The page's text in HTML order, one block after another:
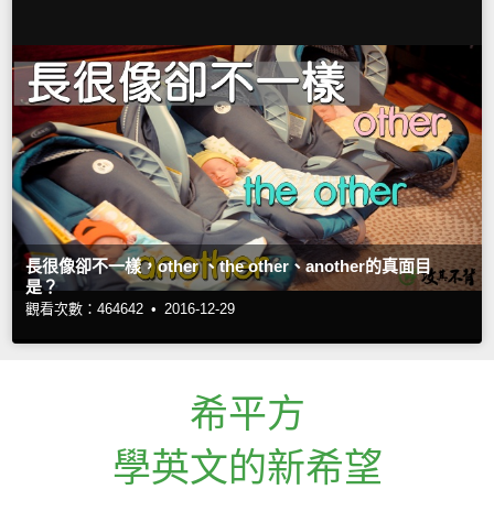
長很像卻不一樣，other 、the other、another的真面目
是？
觀看次數：464642 • 2016-12-29
希平方
學英文的新希望